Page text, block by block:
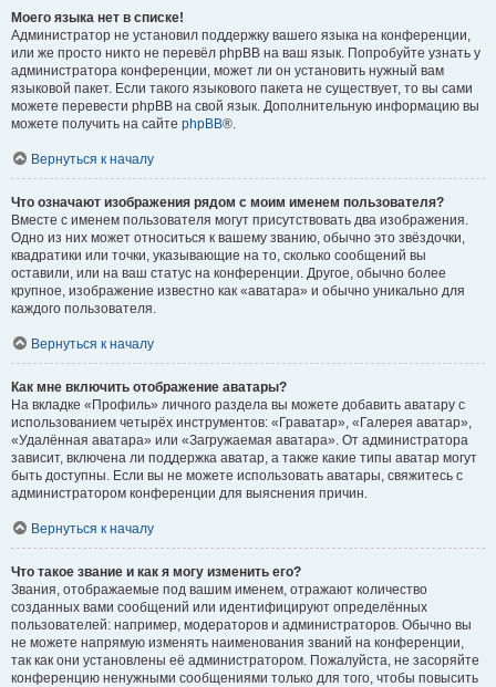
Моего языка нет в списке!
Администратор не установил поддержку вашего языка на конференции,
или же просто никто не перевёл phpBB на ваш язык. Попробуйте узнать у
администратора конференции, может ли он установить нужный вам
языковой пакет. Если такого языкового пакета не существует, то вы сами
можете перевести phpBB на свой язык. Дополнительную информацию вы
можете получить на сайте phpBB®.
Вернуться к началу
Что означают изображения рядом с моим именем пользователя?
Вместе с именем пользователя могут присутствовать два изображения.
Одно из них может относиться к вашему званию, обычно это звёздочки,
квадратики или точки, указывающие на то, сколько сообщений вы
оставили, или на ваш статус на конференции. Другое, обычно более
крупное, изображение известно как «аватара» и обычно уникально для
каждого пользователя.
Вернуться к началу
Как мне включить отображение аватары?
На вкладке «Профиль» личного раздела вы можете добавить аватару с
использованием четырёх инструментов: «Граватар», «Галерея аватар»,
«Удалённая аватара» или «Загружаемая аватара». От администратора
зависит, включена ли поддержка аватар, а также какие типы аватар могут
быть доступны. Если вы не можете использовать аватары, свяжитесь с
администратором конференции для выяснения причин.
Вернуться к началу
Что такое звание и как я могу изменить его?
Звания, отображаемые под вашим именем, отражают количество
созданных вами сообщений или идентифицируют определённых
пользователей: например, модераторов и администраторов. Обычно вы
не можете напрямую изменять наименования званий на конференции,
так как они установлены её администратором. Пожалуйста, не засоряйте
конференцию ненужными сообщениями только для того, чтобы повысить